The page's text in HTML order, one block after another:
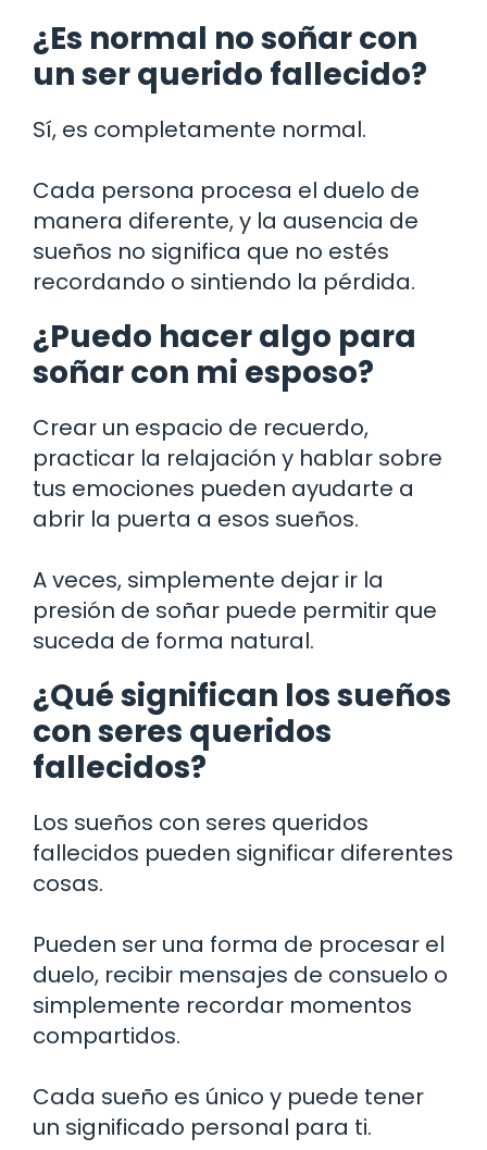
¿Es normal no soñar con
un ser querido fallecido?
Sí, es completamente normal.
Cada persona procesa el duelo de
manera diferente, y la ausencia de
sueños no significa que no estés
recordando o sintiendo la pérdida.
¿Puedo hacer algo para
soñar con mi esposo?
Crear un espacio de recuerdo,
practicar la relajación y hablar sobre
tus emociones pueden ayudarte a
abrir la puerta a esos sueños.
A veces, simplemente dejar ir la
presión de soñar puede permitir que
suceda de forma natural.
¿Qué significan los sueños
con seres queridos
fallecidos?
Los sueños con seres queridos
fallecidos pueden significar diferentes
cosas.
Pueden ser una forma de procesar el
duelo, recibir mensajes de consuelo o
simplemente recordar momentos
compartidos.
Cada sueño es único y puede tener
un significado personal para ti.